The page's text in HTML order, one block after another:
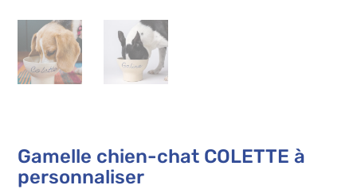
Gamelle chien-chat COLETTE à
personnaliser